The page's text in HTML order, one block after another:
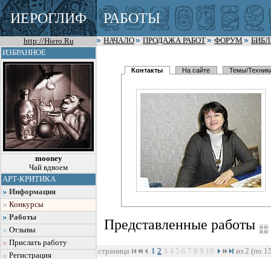
ИЕРОГЛИФ РАБОТЫ
http://Hiero.Ru НАЧАЛО ПРОДАЖА РАБОТ ФОРУМ
ИЗБРАННОЕ
mooney
Чай вдвоем
АРТ-КРИТИКА
Информация
Конкурсы
Работы
Отзывы
Прислать работу
Регистрация
Контакты На сайте Темы/
Представленные работы
страница 1 2 3 4 5 6 7 8 9 10 из 2 (по